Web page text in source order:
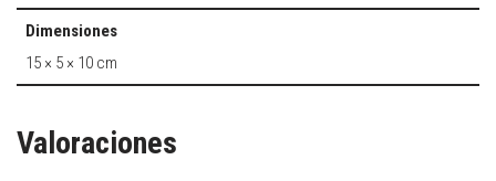
Dimensiones
15 × 5 × 10 cm
Valoraciones